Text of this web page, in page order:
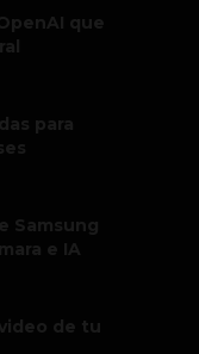
que
para
Samsung
e IA
de tu